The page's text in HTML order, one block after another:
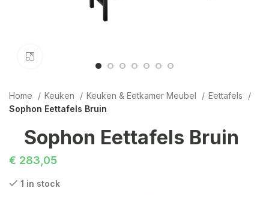
Home Keuken Keuken & Eetkamer Meubel
Eettafels
Sophon Eettafels Bruin
Sophon Eettafels Bruin
€ 283,05
1 in stock